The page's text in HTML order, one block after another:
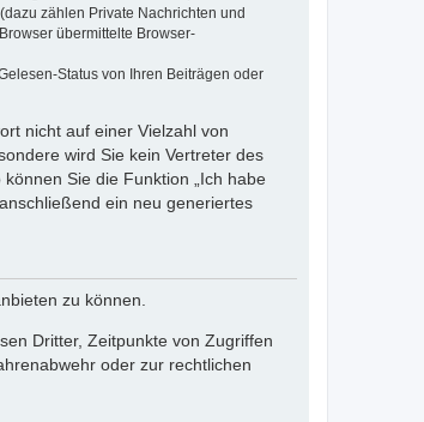
zählen Private Nachrichten und
übermittelte Browser-
Status von Ihren Beiträgen oder
nicht auf einer Vielzahl von
wird Sie kein Vertreter des
Sie die Funktion „Ich habe
ein neu generiertes
zu können.
Dritter, Zeitpunkte von Zugriffen
oder zur rechtlichen